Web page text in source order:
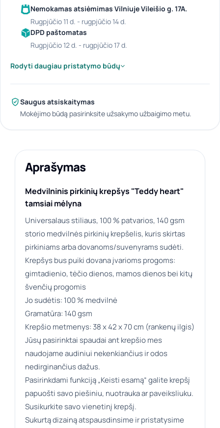
Nemokamas atsiėmimas Vilniuje Vileišio g. 17A.
rugpjūčio 11 d. - rugpjūčio 14 d.
DPD paštomatas
rugpjūčio 12 d. - rugpjūčio 17 d.
Rodyti daugiau pristatymo būdų
Saugus atsiskaitymas
Mokėjimo būdą pasirinksite užsakymo užbaigimo metu.
Aprašymas
Medvilninis pirkinių krepšys "Teddy heart"
tamsiai mėlyna
Universalaus stiliaus, 100 % patvarios, 140 gsm
storio medvilnės pirkinių krepšelis, kuris skirtas
pirkiniams arba dovanoms/suvenyrams sudėti.
Krepšys bus puiki dovana įvarioms progoms:
gimtadienio, tėčio dienos, mamos dienos bei kitų
švenčių progomis
Jo sudėtis: 100 % medvilnė
Gramatūra: 140 gsm
Krepšio metmenys: 38 x 42 x 70 cm (rankenų ilgis)
Jūsų pasirinktai spaudai ant krepšio mes
naudojame audiniui nekenkiančius ir odos
nedirginančius dažus.
Pasirinkdami funkciją „Keisti esamą“ galite krepšį
papuošti savo piešiniu, nuotrauka ar paveiksliuku.
Susikurkite savo vienetinį krepšį.
Sukurtą dizainą atspausdinsime ir pristatysime